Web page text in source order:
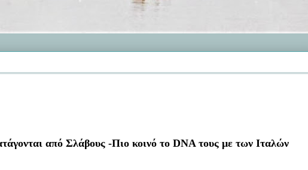
από Σλάβους -Πιο κοινό το DNA τους με των Ιταλών